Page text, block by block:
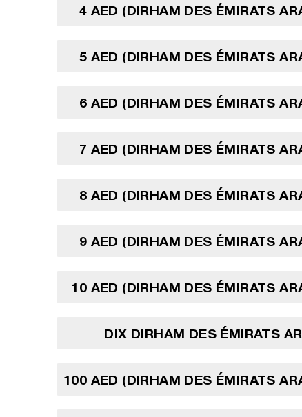
4 AED (DIRHAM DES ÉMIRATS
5 AED (DIRHAM DES ÉMIRATS
6 AED (DIRHAM DES ÉMIRATS
7 AED (DIRHAM DES ÉMIRATS
8 AED (DIRHAM DES ÉMIRATS
9 AED (DIRHAM DES ÉMIRATS
10 AED (DIRHAM DES ÉMIRATS
DIX DIRHAM DES ÉMIRATS
100 AED (DIRHAM DES ÉMIRATS